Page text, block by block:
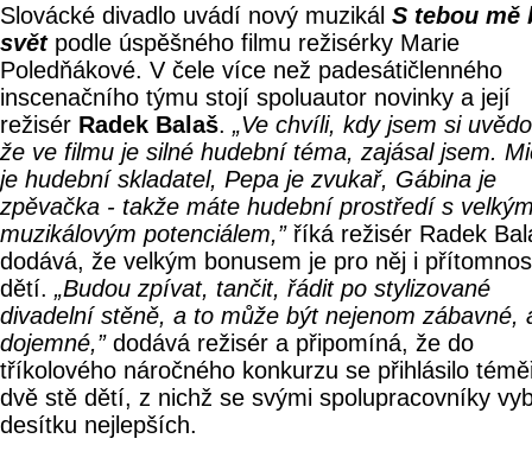
Slovácké divadlo uvádí nový muzikál S tebou mě
světpodle úspěšného filmu režisérky Marie
Poledňákové. V čele více než padesátičlenného
inscenačního týmu stojí spoluautor novinky a její
režisér Radek Balaš. „Ve chvíli, kdy jsem si
že ve filmu je silné hudební téma, zajásal jsem.
je hudební skladatel, Pepa je zvukař, Gábina je
zpěvačka - takže máte hudební prostředí s
muzikálovým potenciálem,”říká režisér Radek
dodává, že velkým bonusem je pro něj i
dětí. „Budou zpívat, tančit, řádit po stylizované
divadelní stěně, a to může být nejenom zábavné,
dojemné,”dodává režisér a připomíná, že do
tříkolového náročného konkurzu se přihlásilo
dvě stě dětí, z nichž se svými spolupracovníky
desítku nejlepších.